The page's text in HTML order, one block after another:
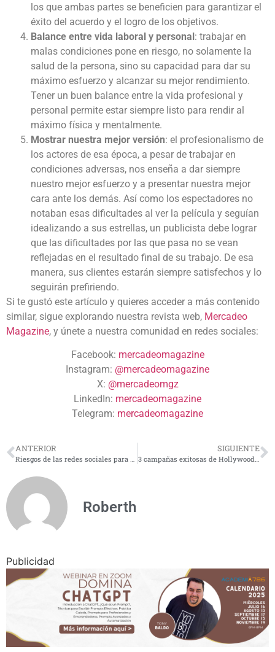
los que ambas partes se beneficien para garantizar el
éxito del acuerdo y el logro de los objetivos.
Balance entre vida laboral y personal: trabajar en
malas condiciones pone en riesgo, no solamente la
salud de la persona, sino su capacidad para dar su
máximo esfuerzo y alcanzar su mejor rendimiento.
Tener un buen balance entre la vida profesional y
personal permite estar siempre listo para rendir al
máximo física y mentalmente.
Mostrar nuestra mejor versión: el profesionalismo de
los actores de esa época, a pesar de trabajar en
condiciones adversas, nos enseña a dar siempre
nuestro mejor esfuerzo y a presentar nuestra mejor
cara ante los demás. Así como los espectadores no
notaban esas dificultades al ver la película y seguían
idealizando a sus estrellas, un publicista debe lograr
que las dificultades por las que pasa no se vean
reflejadas en el resultado final de su trabajo. De esa
manera, sus clientes estarán siempre satisfechos y lo
seguirán prefiriendo.
Si te gustó este artículo y quieres acceder a más contenido
similar, sigue explorando nuestra revista web, Mercadeo
Magazine, y únete a nuestra comunidad en redes sociales:
Facebook: mercadeomagazine
Instagram: @mercadeomagazine
X: @mercadeomgz
LinkedIn: mercadeomagazine
Telegram: mercadeomagazine
ANTERIOR SIGUIENTE
Roberth
Publicidad